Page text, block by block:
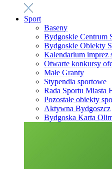
Sport
Baseny
Bydgoskie Centrum
Bydgoskie Obiekty
Kalendarium imprez
Otwarte konkursy
Małe Granty
Stypendia sportowe
Rada Sportu Miasta
Pozostałe obiekty
Aktywna Bydgoszcz
Bydgoska Karta